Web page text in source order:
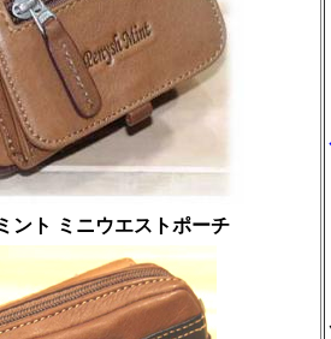
ント ミニウエストポーチ